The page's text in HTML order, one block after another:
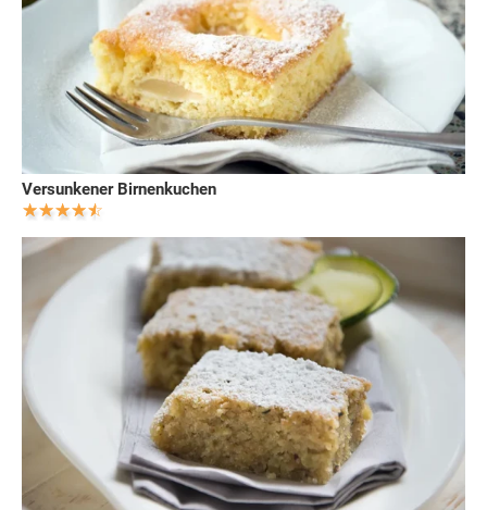
Versunkener Birnenkuchen